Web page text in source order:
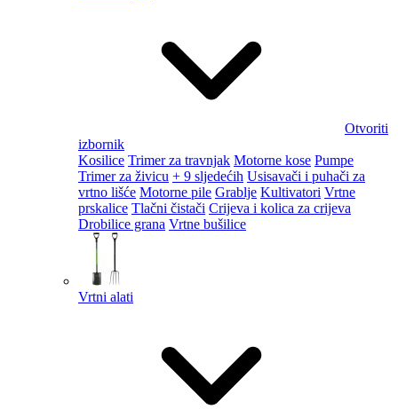
Otvoriti
izbornik
Kosilice Trimer za travnjak Motorne kose Pumpe
Trimer za živicu + 9 sljedećih Usisavači i puhači za
vrtno lišće Motorne pile Grablje Kultivatori Vrtne
prskalice Tlačni čistači Crijeva i kolica za crijeva
Drobilice grana Vrtne bušilice
Vrtni alati